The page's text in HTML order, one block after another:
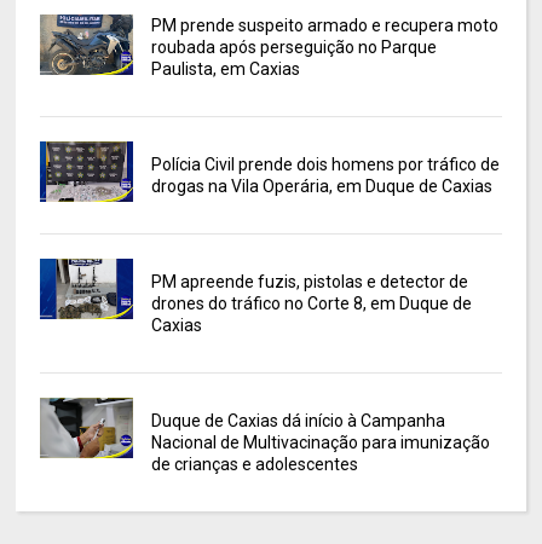
PM prende suspeito armado e recupera moto
roubada após perseguição no Parque
Paulista, em Caxias
Polícia Civil prende dois homens por tráfico de
drogas na Vila Operária, em Duque de Caxias
PM apreende fuzis, pistolas e detector de
drones do tráfico no Corte 8, em Duque de
Caxias
Duque de Caxias dá início à Campanha
Nacional de Multivacinação para imunização
de crianças e adolescentes